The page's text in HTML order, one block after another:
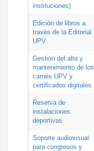
instituciones)
Edición de libros a
través de la Editorial
UPV
Gestión del alta y
mantenimiento de los
carnés UPV y
certificados digitales
Reserva de
instalaciones
deportivas
Soporte audiovisual
para congresos y